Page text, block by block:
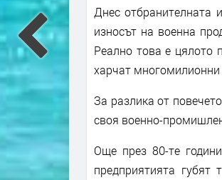
Днес отбранителната
износът на военна
Реално това е цялото
харчат многомилионни
За разлика от
своя военно-
Още през 80-те
предприятията